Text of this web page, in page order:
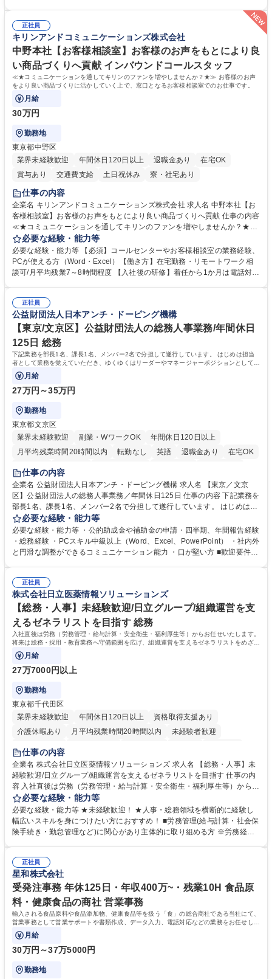
調査の対応および業務プロセスの改善活動 【業務内容の変更範囲】当社の
指定する業務 募集職種 横浜市【共済金支払事務】金融保険業界経験歓迎/
各種手当充実/転勤無
■チームワークを大切にし、素直に学べる方★外勤の保険営業から内勤事
務へのキャリアチェンジ希望者も大歓迎です！ 学歴・資格 学歴：大学院
大学 高専 短大 専修学校 高校 語学力： 資格：
正社員
キリンアンドコミュニケーションズ株式会社
中野本社【お客様相談室】お客様のお声をもとにより良
い商品づくりへ貢献 インバウンドコールスタッフ
≪★コミュニケーションを通してキリンのファンを増やしませんか？★≫ お客様のお声
をより良い商品づくりに活かしていく上で、窓口となるお客様相談室でのお仕事です。
月給
30万円
勤務地
東京都中野区
業界未経験歓迎
年間休日120日以上 退職金あり
在宅OK
賞与あり
交通費支給 土日祝休み 寮・社宅あり
仕事の内容
企業名 キリンアンドコミュニケーションズ株式会社 求人名 中野本社【お
客様相談室】お客様のお声をもとにより良い商品づくりへ貢献 仕事の内容
≪★コミュニケーションを通してキリンのファンを増やしませんか？★≫
お客様のお声をより良い商品づくりに活かしていく上で、窓口となるお客
様相談室でのお仕事です。 日々お客様からいただくキリングループへのご
意見を、企業活動に活かしています。お客様からの声に迅速かつ誠意をも
って対応、情報提供するとともにグループ内活動に反映しています。 【具
平均100件前後■メール・手紙：同上40件前後 募集職種 中野本社【お客様
相談室】お客様のお声をもとにより良い商品づくりへ貢献
必要な経験・能力等
必要な経験・能力等 【必須】コールセンターやお客様相談室の業務経験、
PCが使える方（Word・Excel）【働き方】在宅勤務・リモートワーク相
談可/月平均残業7～8時間程度 【入社後の研修】着任から1か月は電話対応
すのでご安心ください。 【当社について】キリングループの広報機能を担
う会社として、お客様との出会いを大切にし、磨き上げたホスピタリティ
を込めてコミュニケーションをとりながら広報関連業務を行っておりま
す。 学歴・資格 学歴：大学院 大学 高専 短大 専修学校 高校 語学力： 資
正社員
公益財団法人日本アンチ・ドーピング機構
【東京/文京区】公益財団法人の総務人事業務/年間休日
125日 総務
下記業務を部長1名、課長1名、メンバー2名で分担して遂行しています。 はじめは担当
者として業務を覚えていただき、ゆくゆくはリーダーやマネージャーポジションとして活
躍いただくことを期待しています。
月給
27万円～35万円
勤務地
東京都文京区
業界未経験歓迎
副業・WワークOK
年間休日120日以上
月平均残業時間20時間以内
転勤なし 英語 退職金あり
在宅OK
賞与あり
育休あり
食事補助あり
仕事の内容
企業名 公益財団法人日本アンチ・ドーピング機構 求人名 【東京／文京
区】公益財団法人の総務人事業務／年間休日125日 仕事の内容 下記業務を
部長1名、課長1名、メンバー2名で分担して遂行しています。 はじめは担
当者として業務を覚えていただき、ゆくゆくはリーダーやマネージャーポ
ジションとして活躍いただくことを期待しています。 【総務・人事グルー
プの業務内容】 ・人事制度関連 ・採用活動 ・教育研修の企画、実行 ・勤
怠管理 ・官公庁への各種提出 ・法定の会議運営（評議員会、理事会） ・
管理 ・福利厚生関連 ・職員からの問合せ、相談対応 ・その他日常の総務
業務全般 募集職種 【東京／文京区】公益財団法人の総務人事業務／年間
休日125日
必要な経験・能力等
必要な経験・能力等 ・公的助成金や補助金の申請・四半期、年間報告経験
・総務経験 ・PCスキル中級以上（Word、Excel、PowerPoint） ・社内外
と円滑な調整ができるコミュニケーション能力 ・口が堅い方 ■歓迎要件
正社員
株式会社日立医薬情報ソリューションズ
【総務・人事】未経験歓迎/日立グループ/組織運営を支
えるゼネラリストを目指す 総務
入社直後は労務（労務管理・給与計算・安全衛生・福利厚生等）からお任せいたします。
将来は総務・採用・教育業務へ守備範囲を広げ、組織運営を支えるゼネラリストをめざせ
ます。
月給
27万7000円以上
勤務地
東京都千代田区
業界未経験歓迎
年間休日120日以上
資格取得支援あり
介護休暇あり
月平均残業時間20時間以内
未経験者歓迎
住宅手当あり
育休あり
完全週休2日制 交通費支給 土日祝休み 寮・社宅あり
仕事の内容
企業名 株式会社日立医薬情報ソリューションズ 求人名 【総務・人事】未
経験歓迎/日立グループ/組織運営を支えるゼネラリストを目指す 仕事の内
容 入社直後は労務（労務管理・給与計算・安全衛生・福利厚生等）からお
任せいたします。将来は総務・採用・教育業務へ守備範囲を広げ、組織運
営を支えるゼネラリストをめざせます。 ・初期業務：労働時間管理、給与
計算、社会保険対応、福利厚生管理、安全衛生、健康経営推進等をお任せ
します。ご経験に応じて、休職者管理など、幅広く経験を積んでいただき
幅広く経験を積みたい意欲がある方に最適な環境です。 募集職種 【総
務・人事】未経験歓迎/日立グループ/組織運営を支えるゼネラリストを目
指す
必要な経験・能力等
必要な経験・能力等 ★未経験歓迎！ ★人事・総務領域を横断的に経験し
幅広いスキルを身につけたい方におすすめ！ ■労務管理(給与計算・社会保
険手続き・勤怠管理など)に関心があり主体的に取り組める方 ※労務経験
のご経験 ■労務管理（給与計算・社会保険手続き・勤怠管理など）の経験
■衛生管理者の資格をお持ちの方 学歴・資格 学歴：大学院 大学 高専 短大
専修学校 高校 語学力： 資格：
正社員
星和株式会社
受発注事務 年休125日・年収400万~・残業10H 食品原
料・健康食品の商社 営業事務
輸入される食品原料や食品添加物、健康食品等を扱う「食」の総合商社である当社にて、
営業事務として営業サポートや書類作成、データ入力、電話対応などの業務をお任せしま
す。
月給
30万円～37万5000円
勤務地